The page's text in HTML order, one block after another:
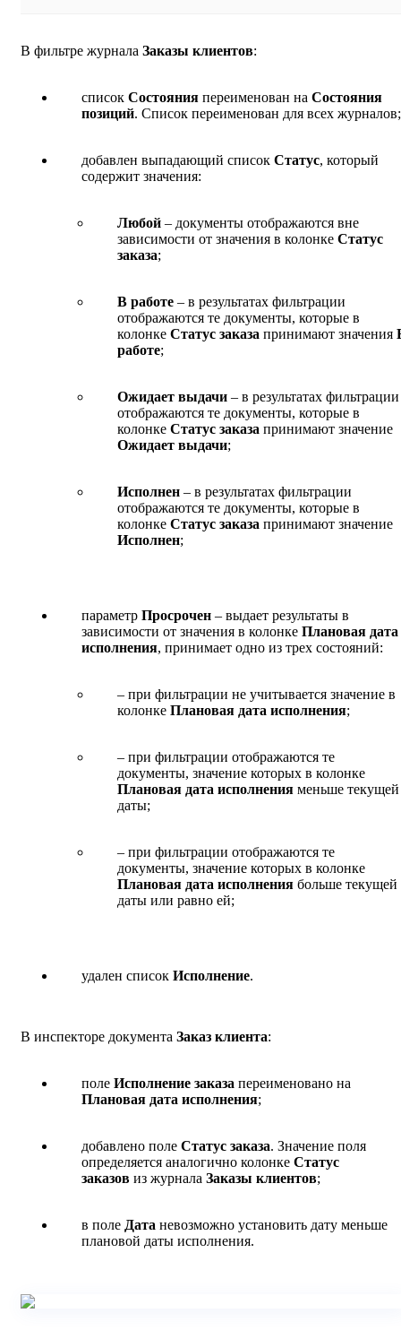
В фильтре журнала Заказы клиентов:
список Состояния переименован на Состояния
позиций. Список переименован для всех журналов;
добавлен выпадающий список Статус, который
содержит значения:
Любой – документы отображаются вне
зависимости от значения в колонке Статус
заказа;
В работе – в результатах фильтрации
отображаются те документы, которые в
колонке Статус заказа принимают значения
работе;
Ожидает выдачи – в результатах фильтрации
отображаются те документы, которые в
колонке Статус заказа принимают значение
Ожидает выдачи;
Исполнен – в результатах фильтрации
отображаются те документы, которые в
колонке Статус заказа принимают значение
Исполнен;
параметр Просрочен – выдает результаты в
зависимости от значения в колонке Плановая дата
исполнения, принимает одно из трех состояний:
– при фильтрации не учитывается значение в
колонке Плановая дата исполнения;
– при фильтрации отображаются те
документы, значение которых в колонке
Плановая дата исполнения меньше текущей
даты;
– при фильтрации отображаются те
документы, значение которых в колонке
Плановая дата исполнения больше текущей
даты или равно ей;
удален список Исполнение.
В инспекторе документа Заказ клиента:
поле Исполнение заказа переименовано на
Плановая дата исполнения;
добавлено поле Статус заказа. Значение поля
определяется аналогично колонке Статус
заказов из журнала Заказы клиентов;
в поле Дата невозможно установить дату меньше
плановой даты исполнения.